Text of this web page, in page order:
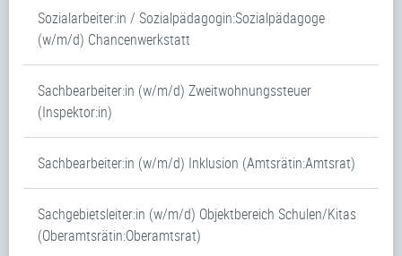
Sozialarbeiter:in / Sozialpädagogin:Sozialpädagoge
(w/m/d) Chancenwerkstatt
Sachbearbeiter:in (w/m/d) Zweitwohnungssteuer
(Inspektor:in)
Sachbearbeiter:in (w/m/d) Inklusion (Amtsrätin:Amtsrat)
Sachgebietsleiter:in (w/m/d) Objektbereich Schulen/Kitas
(Oberamtsrätin:Oberamtsrat)